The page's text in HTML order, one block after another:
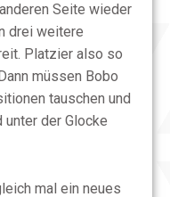
Seite wieder
drei weitere
Platzier also so
müssen Bobo
tauschen und
unter der Glocke
mal ein neues